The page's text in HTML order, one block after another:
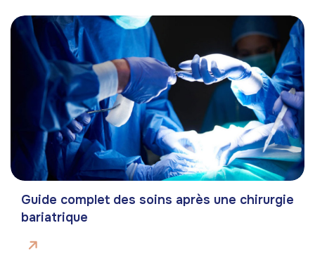
Guide complet des soins après une chirurgie
bariatrique